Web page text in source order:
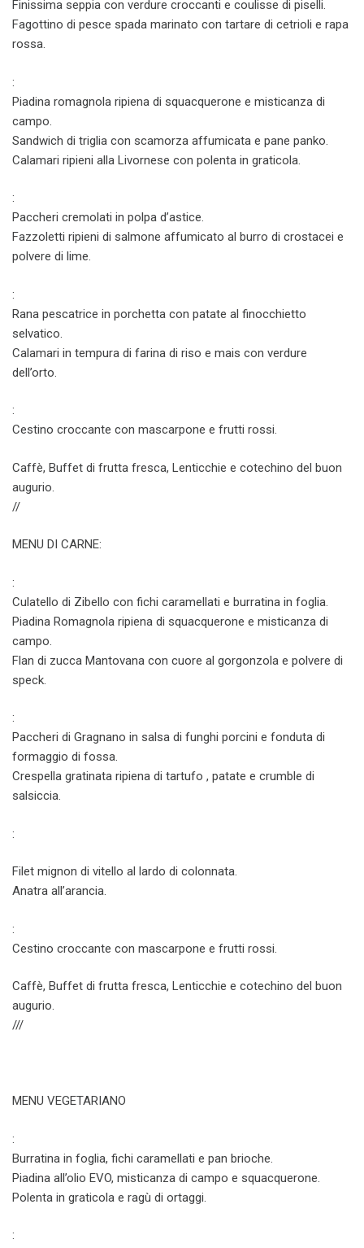
Finissima seppia con verdure croccanti e coulisse di piselli.
Fagottino di pesce spada marinato con tartare di cetrioli e rapa
rossa.
:
Piadina romagnola ripiena di squacquerone e misticanza di
campo.
Sandwich di triglia con scamorza affumicata e pane panko.
Calamari ripieni alla Livornese con polenta in graticola.
:
Paccheri cremolati in polpa d’astice.
Fazzoletti ripieni di salmone affumicato al burro di crostacei e
polvere di lime.
:
Rana pescatrice in porchetta con patate al finocchietto
selvatico.
Calamari in tempura di farina di riso e mais con verdure
dell’orto.
:
Cestino croccante con mascarpone e frutti rossi.
Caffè, Buffet di frutta fresca, Lenticchie e cotechino del buon
augurio.
//
MENU DI CARNE:
:
Culatello di Zibello con fichi caramellati e burratina in foglia.
Piadina Romagnola ripiena di squacquerone e misticanza di
campo.
Flan di zucca Mantovana con cuore al gorgonzola e polvere di
speck.
:
Paccheri di Gragnano in salsa di funghi porcini e fonduta di
formaggio di fossa.
Crespella gratinata ripiena di tartufo , patate e crumble di
salsiccia.
:
Filet mignon di vitello al lardo di colonnata.
Anatra all’arancia.
:
Cestino croccante con mascarpone e frutti rossi.
Caffè, Buffet di frutta fresca, Lenticchie e cotechino del buon
augurio.
///
MENU VEGETARIANO
:
Burratina in foglia, fichi caramellati e pan brioche.
Piadina all’olio EVO, misticanza di campo e squacquerone.
Polenta in graticola e ragù di ortaggi.
: